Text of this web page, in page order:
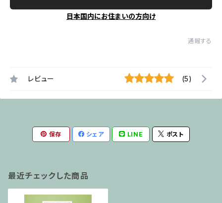
日本国内にお住まいの方向け
通報する
レビュー (5)
保存 シェア LINE ポスト
最近チェックした商品